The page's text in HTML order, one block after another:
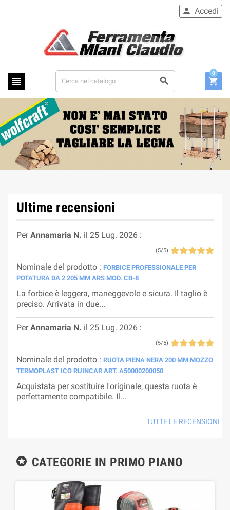
 
 Accedi

0
Ultime recensioni
PerAnnamaria N. il 25 Lug. 2026 :
(5/5)
Nominale del prodotto : FORBICE PROFESSIONALE PER
POTATURA DA 2 205 MM ARS MOD. CB-8
La forbice è leggera, maneggevole e sicura. Il taglio è
preciso. Arrivata in due...
PerAnnamaria N. il 25 Lug. 2026 :
(5/5)
Nominale del prodotto : RUOTA PIENA NERA 200 MM MOZZO
TERMOPLAST ICO RUINCAR ART. A50000200050
Acquistata per sostituire l'originale, questa ruota è
perfettamente compatibile. Il...
TUTTE LE RECENSIONI
 CATEGORIE IN PRIMO PIANO